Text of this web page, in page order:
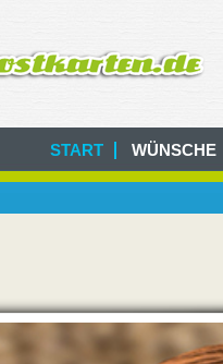
START WÜNSCHE